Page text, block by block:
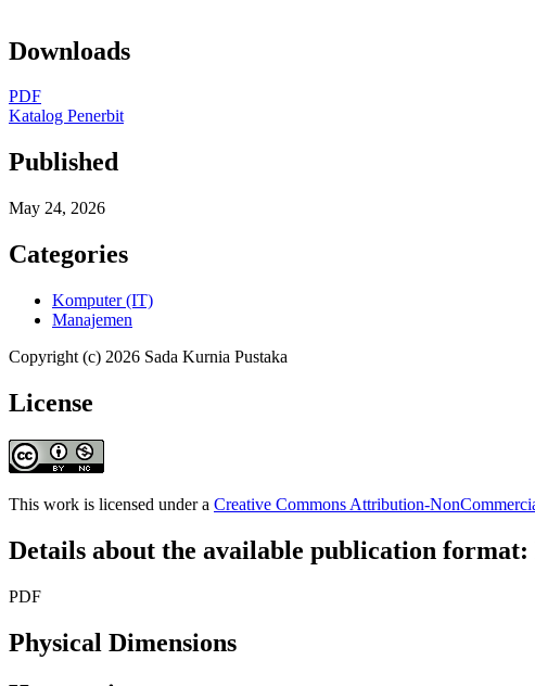
Downloads
PDF
Katalog Penerbit
Published
May 24, 2026
Categories
Komputer (IT)
Manajemen
Copyright (c) 2026 Sada Kurnia Pustaka
License
This work is licensed under a Creative Commons Attribution-
Details about the available publication format:
PDF
Physical Dimensions